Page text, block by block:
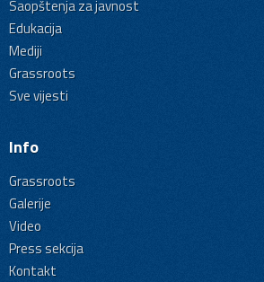
Saopštenja za javnost
Edukacija
Mediji
Grassroots
Sve vijesti
Info
Grassroots
Galerije
Video
Press sekcija
Kontakt